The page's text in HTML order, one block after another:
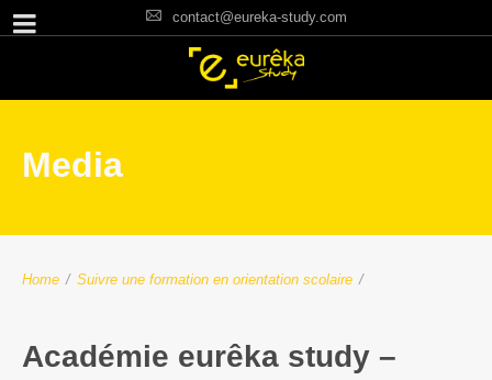
contact@eureka-study.com
Media
Home / Suivre une formation en orientation scolaire /
Académie eurêka study –